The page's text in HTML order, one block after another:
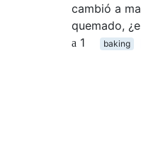
cambió a
quemado,
1
baking